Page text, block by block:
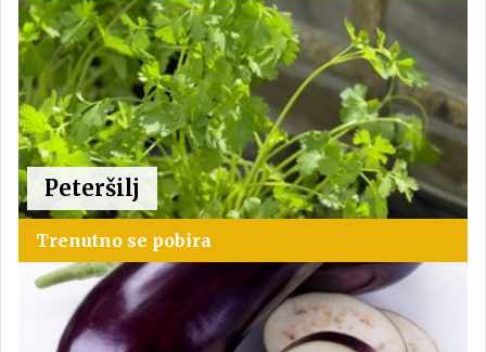
Peteršilj
Trenutno se pobira